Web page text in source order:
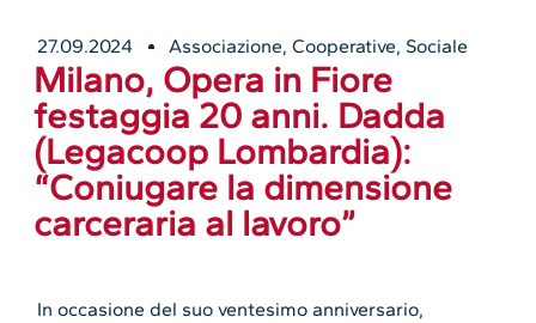
27.09.2024 Associazione,Cooperative, Sociale
Milano, Opera in Fiore
festaggia 20 anni. Dadda
(Legacoop Lombardia):
“Coniugare la dimensione
carceraria al lavoro”
In occasione del suo ventesimo anniversario,